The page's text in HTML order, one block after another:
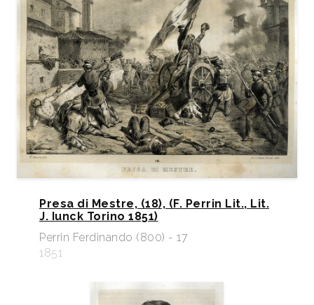
Presa di Mestre, (18), (F. Perrin Lit., Lit.
J. Iunck Torino 1851)
Perrin Ferdinando (800) - 17
1851